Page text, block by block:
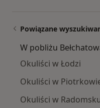
Powiązane
W pobliżu
Okuliści w Łodzi
Okuliści w
Okuliści w